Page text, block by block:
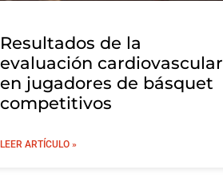
Resultados de la
evaluación cardiovascular
en jugadores de básquet
competitivos
LEER ARTÍCULO »